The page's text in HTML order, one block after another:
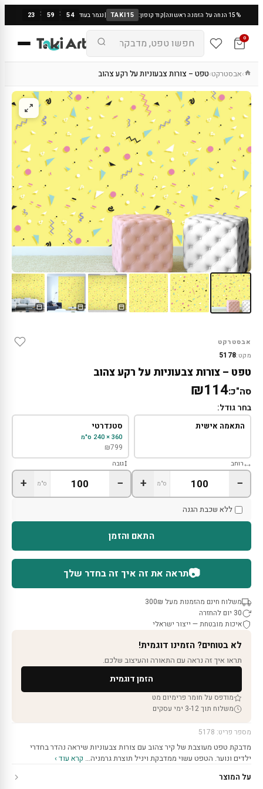
15% הנחה על הזמנה ראשונה |קוד קופון: TAKI15
|נגמר בעוד 23 : 59 : 53
0
›אבסטרקט›טפט – צורות צבעוניות על רקע צהוב
אבסטרקט
מקט:5178
טפט – צורות צבעוניות על רקע צהוב
סה"כ:₪114
בחר גודל:
התאמה אישית סטנדרטי
360 × 240 ס"מ
₪799
רוחב
− ס"מ +
גובה
− ס"מ +
ללא שכבת הגנה
התאם והזמן
📷תראה את זה איך זה בחדר שלך
משלוח חינם מהזמנות מעל 300₪
30 יום להחזרה
איכות מובטחת — ייצור ישראלי
לא בטוחים? הזמינו דוגמית!
תראו איך זה נראה עם התאורה והעיצוב שלכם.
הזמן דוגמית
מודפס על חומר פרימיום מט
משלוח תוך 3-12 ימי עסקים
מספר פריט: 5178
מדבקת טפט מעוצבת של קיר צהוב עם צורות צבעוניות שיראה נהדר בחדרי
ילדים ונוער. הטפט עשוי ממדבקת ויניל תוצרת גרמניה… קרא עוד ›
על המוצר